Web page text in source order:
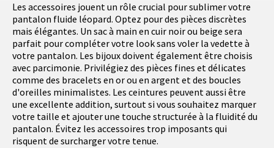
Les accessoires jouent un rôle crucial pour sublimer votre
pantalon fluide léopard. Optez pour des pièces discrètes
mais élégantes. Un sac à main en cuir noir ou beige sera
parfait pour compléter votre look sans voler la vedette à
votre pantalon. Les bijoux doivent également être choisis
avec parcimonie. Privilégiez des pièces fines et délicates
comme des bracelets en or ou en argent et des boucles
d'oreilles minimalistes. Les ceintures peuvent aussi être
une excellente addition, surtout si vous souhaitez marquer
votre taille et ajouter une touche structurée à la fluidité du
pantalon. Évitez les accessoires trop imposants qui
risquent de surcharger votre tenue.